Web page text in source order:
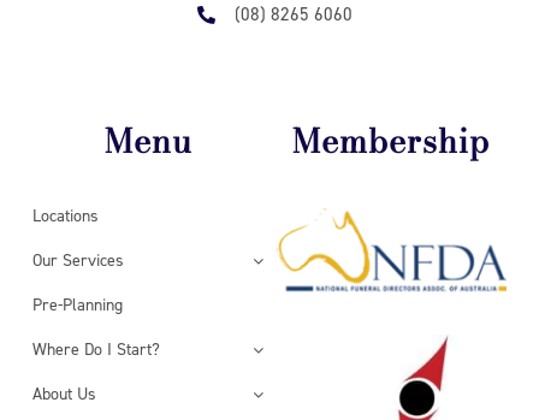
(08) 8265 6060
Menu
Locations
Our Services
Pre-Planning
Where Do I Start?
About Us
Membership